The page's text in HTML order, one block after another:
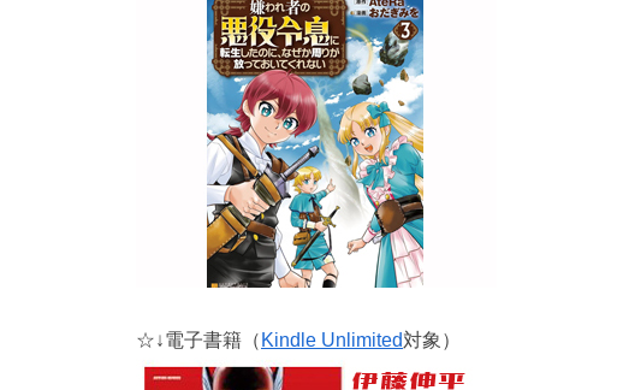
☆↓電子書籍（Kindle Unlimited対象）